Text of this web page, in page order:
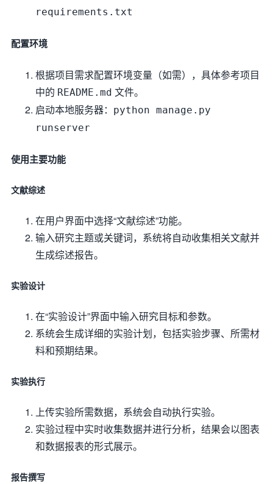
requirements.txt
配置环境
根据项目需求配置环境变量（如需），具体参考项目
中的 README.md 文件。
启动本地服务器：
python manage.py
runserver
使用主要功能
文献综述
在用户界面中选择“文献综述”功能。
输入研究主题或关键词，系统将自动收集相关文献并
生成综述报告。
实验设计
在“实验设计”界面中输入研究目标和参数。
系统会生成详细的实验计划，包括实验步骤、所需材
料和预期结果。
实验执行
上传实验所需数据，系统会自动执行实验。
实验过程中实时收集数据并进行分析，结果会以图表
和数据报表的形式展示。
报告撰写